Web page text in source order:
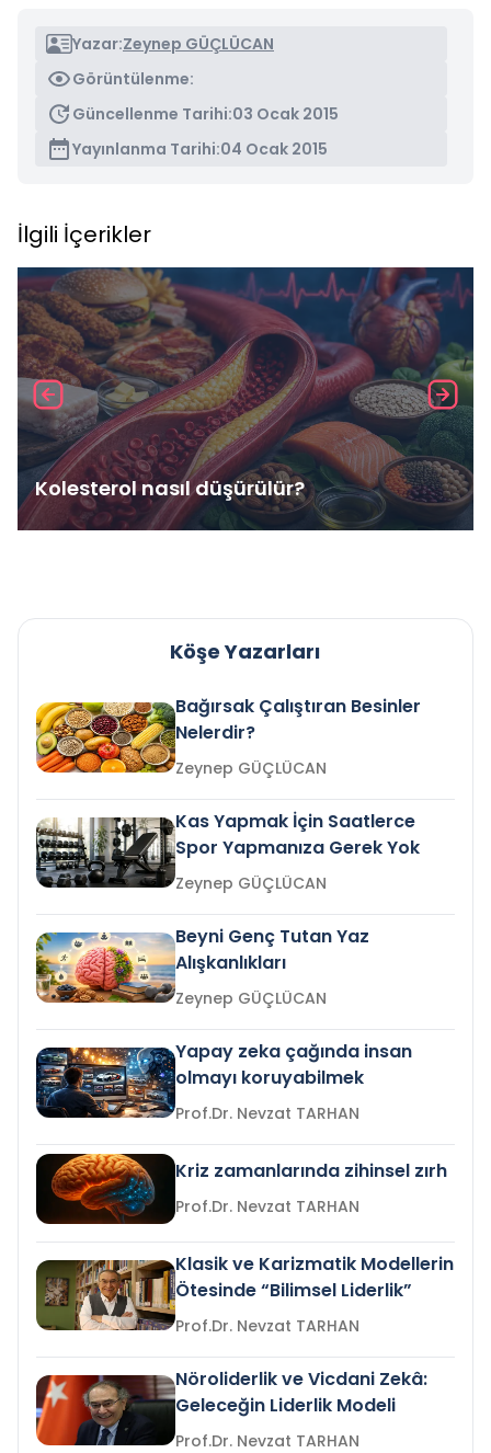
Yazar:Zeynep GÜÇLÜCAN
Görüntülenme:
Güncellenme Tarihi:03 Ocak 2015
Yayınlanma Tarihi:04 Ocak 2015
İlgili İçerikler
Kolesterol nasıl düşürülür?
Köşe Yazarları
Bağırsak Çalıştıran Besinler
Nelerdir?
Zeynep GÜÇLÜCAN
Kas Yapmak İçin Saatlerce
Spor Yapmanıza Gerek Yok
Zeynep GÜÇLÜCAN
Beyni Genç Tutan Yaz
Alışkanlıkları
Zeynep GÜÇLÜCAN
Yapay zeka çağında insan
olmayı koruyabilmek
Prof.Dr. Nevzat TARHAN
Kriz zamanlarında zihinsel zırh
Prof.Dr. Nevzat TARHAN
Klasik ve Karizmatik Modellerin
Ötesinde “Bilimsel Liderlik”
Prof.Dr. Nevzat TARHAN
Nöroliderlik ve Vicdani Zekâ:
Geleceğin Liderlik Modeli
Prof.Dr. Nevzat TARHAN